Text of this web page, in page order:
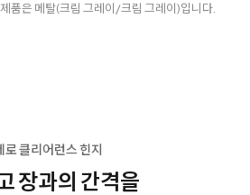
품은 메탈(크림 그레이/크림 그레이)입니다.
로 클리어런스 힌지
장과의 간격을